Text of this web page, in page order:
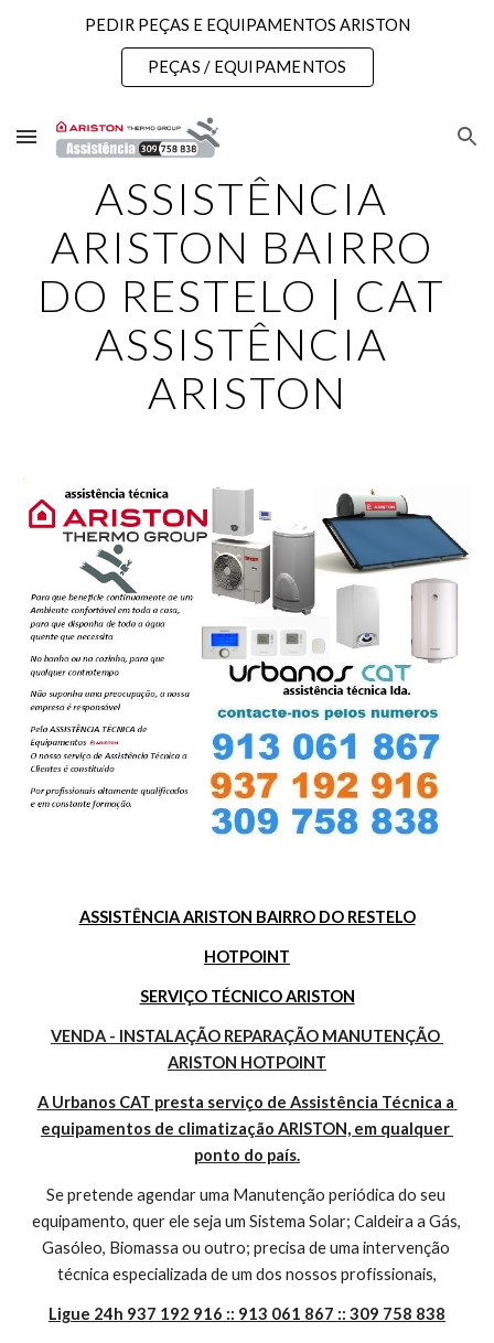
Skip to main content
PEDIR PEÇAS E EQUIPAMENTOS ARISTON
PEÇAS / EQUIPAMENTOS
ASSISTÊNCIA
ARISTON BAIRRO
DO RESTELO | CAT
ASSISTÊNCIA
ARISTON
ASSISTÊNCIA ARISTON BAIRRO DO RESTELO
HOTPOINT
SERVIÇO TÉCNICO ARISTON
VENDA - INSTALAÇÃO REPARAÇÃO MANUTENÇÃO
ARISTON HOTPOINT
A Urbanos CAT presta serviço de Assistência Técnica a
equipamentos de climatização ARISTON, em qualquer
ponto do país.
Se pretende agendar uma Manutenção periódica do seu
equipamento, quer ele seja um Sistema Solar; Caldeira a Gás,
Gasóleo, Biomassa ou outro; precisa de uma intervenção
técnica especializada de um dos nossos profissionais,
Ligue 24h 937 192 916 :: 913 061 867 :: 309 758 838